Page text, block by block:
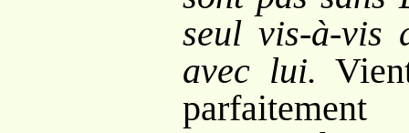
seul vis-à-vis
avec lui.